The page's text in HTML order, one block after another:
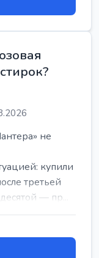
не
купили
третьей
— пр...